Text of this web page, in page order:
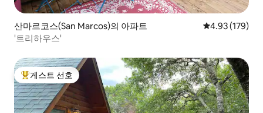
산마르코스(San Marcos)의 아파트 평점 4.93점(5
4.93 (179)
'트리하우스'
상위 게스트 선호
게스트 선호